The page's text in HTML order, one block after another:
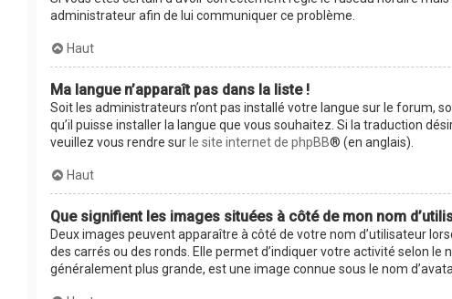
administrateur afin de lui communiquer ce problème.
Haut
Ma langue n’apparaît pas dans la liste !
Soit les administrateurs n’ont pas installé votre langue sur le forum,
qu’il puisse installer la langue que vous souhaitez. Si la traduction
veuillez vous rendre sur le site internet de phpBB® (en anglais).
Haut
Que signifient les images situées à côté de mon nom
Deux images peuvent apparaître à côté de votre nom d’utilisateur
des carrés ou des ronds. Elle permet d’indiquer votre activité selon
généralement plus grande, est une image connue sous le nom